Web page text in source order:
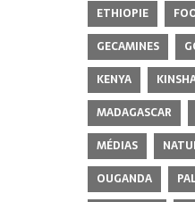
ETHIOPIE
GECAMINES
KENYA
MADAGASCAR
MÉDIAS
OUGANDA